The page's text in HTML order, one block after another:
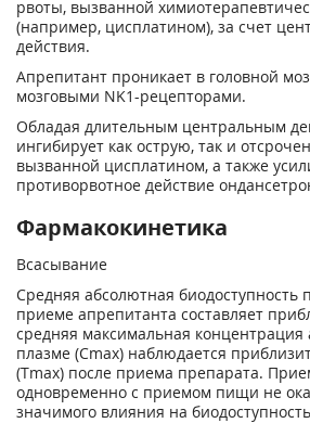
рвоты, вызванной
(например, цисплатином), за счет
действия.
Апрепитант проникает в головной
мозговыми NK1-рецепторами.
Обладая длительным центральным
ингибирует как острую, так и
вызванной цисплатином, а также
противорвотное действие
Фармакокинетика
Всасывание
Средняя абсолютная биодоступность
приеме апрепитанта составляет
средняя максимальная концентрация
плазме (Сmах) наблюдается
(Тmах) после приема препарата.
одновременно с приемом пищи не
значимого влияния на